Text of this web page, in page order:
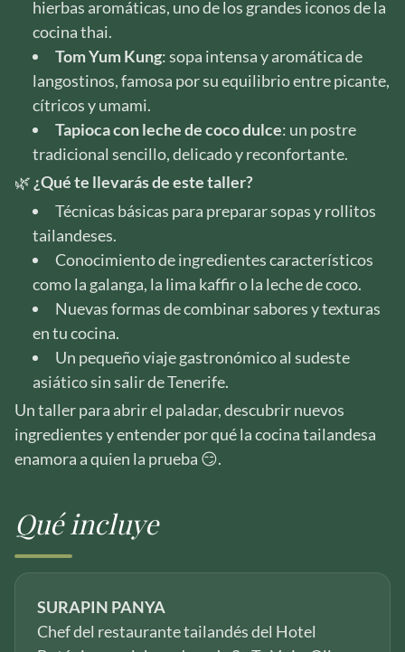
hierbas aromáticas, uno de los grandes iconos de la
cocina thai.
Tom Yum Kung: sopa intensa y aromática de
langostinos, famosa por su equilibrio entre picante,
cítricos y umami.
Tapioca con leche de coco dulce: un postre
tradicional sencillo, delicado y reconfortante.
🌿 ¿Qué te llevarás de este taller?
Técnicas básicas para preparar sopas y rollitos
tailandeses.
Conocimiento de ingredientes característicos
como la galanga, la lima kaffir o la leche de coco.
Nuevas formas de combinar sabores y texturas
en tu cocina.
Un pequeño viaje gastronómico al sudeste
asiático sin salir de Tenerife.
Un taller para abrir el paladar, descubrir nuevos
ingredientes y entender por qué la cocina tailandesa
enamora a quien la prueba 😏.
Qué incluye
SURAPIN PANYA
Chef del restaurante tailandés del Hotel